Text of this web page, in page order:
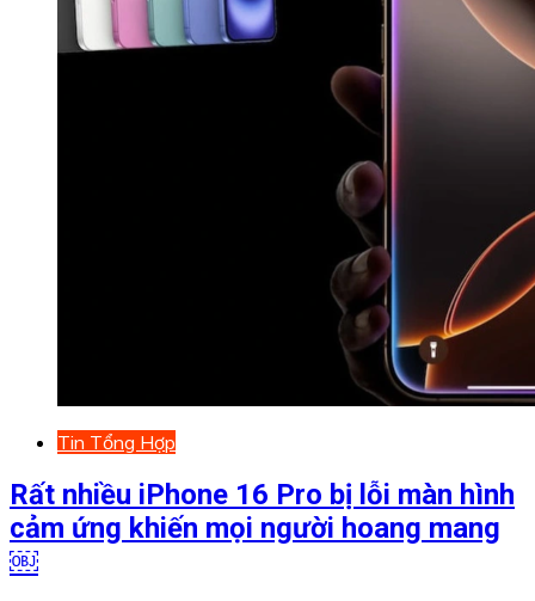
Tin Tổng Hợp
Rất nhiều iPhone 16 Pro bị lỗi màn hình
cảm ứng khiến mọi người hoang mang
￼